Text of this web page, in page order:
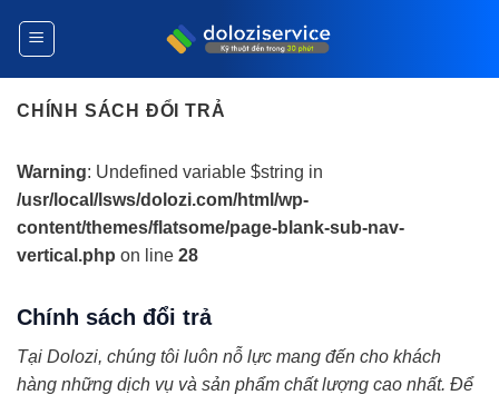
CHÍNH SÁCH ĐỔI TRẢ
Warning: Undefined variable $string in
/usr/local/lsws/dolozi.com/html/wp-
content/themes/flatsome/page-blank-sub-nav-
vertical.php on line 28
Chính sách đổi trả
Tại Dolozi, chúng tôi luôn nỗ lực mang đến cho khách
hàng những dịch vụ và sản phẩm chất lượng cao nhất. Để